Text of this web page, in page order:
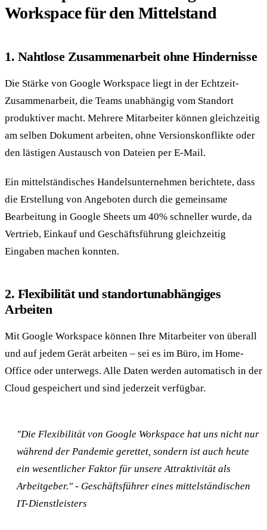
Workspace für den Mittelstand
1. Nahtlose Zusammenarbeit ohne Hindernisse
Die Stärke von Google Workspace liegt in der Echtzeit-
Zusammenarbeit, die Teams unabhängig vom Standort
produktiver macht. Mehrere Mitarbeiter können gleichzeitig
am selben Dokument arbeiten, ohne Versionskonflikte oder
den lästigen Austausch von Dateien per E-Mail.
Ein mittelständisches Handelsunternehmen berichtete, dass
die Erstellung von Angeboten durch die gemeinsame
Bearbeitung in Google Sheets um 40% schneller wurde, da
Vertrieb, Einkauf und Geschäftsführung gleichzeitig
Eingaben machen konnten.
2. Flexibilität und standortunabhängiges
Arbeiten
Mit Google Workspace können Ihre Mitarbeiter von überall
und auf jedem Gerät arbeiten – sei es im Büro, im Home-
Office oder unterwegs. Alle Daten werden automatisch in der
Cloud gespeichert und sind jederzeit verfügbar.
"Die Flexibilität von Google Workspace hat uns nicht nur
während der Pandemie gerettet, sondern ist auch heute
ein wesentlicher Faktor für unsere Attraktivität als
Arbeitgeber." - Geschäftsführer eines mittelständischen
IT-Dienstleisters